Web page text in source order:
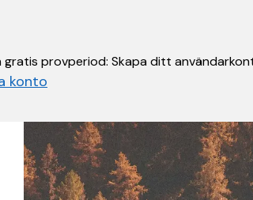
provperiod: Skapa ditt
konto